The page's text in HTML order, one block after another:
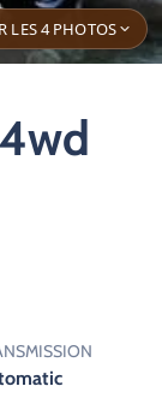
LES 4 PHOTOS